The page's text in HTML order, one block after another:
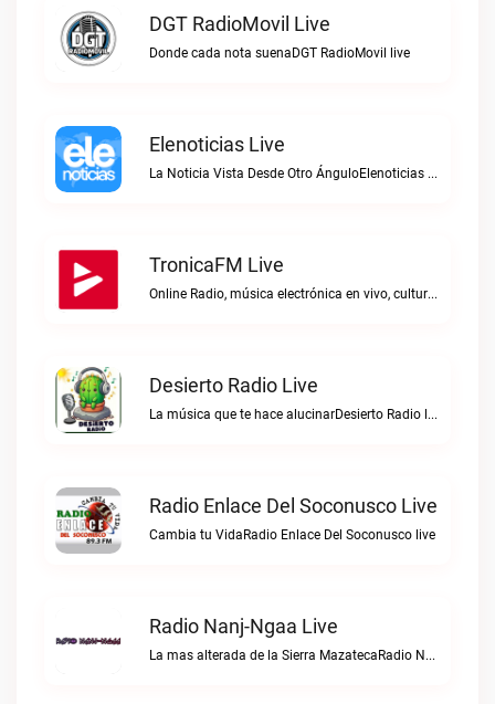
DGT RadioMovil Live
Donde cada nota suenaDGT RadioMovil live
Elenoticias Live
La Noticia Vista Desde Otro ÁnguloElenoticias live
TronicaFM Live
Online Radio, música electrónica en vivo, cultura electrónica, Top 10 semanal, videos, descargasTronicaFM live
Desierto Radio Live
La música que te hace alucinarDesierto Radio live
Radio Enlace Del Soconusco Live
Cambia tu VidaRadio Enlace Del Soconusco live
Radio Nanj-Ngaa Live
La mas alterada de la Sierra MazatecaRadio Nanj-Ngaa live